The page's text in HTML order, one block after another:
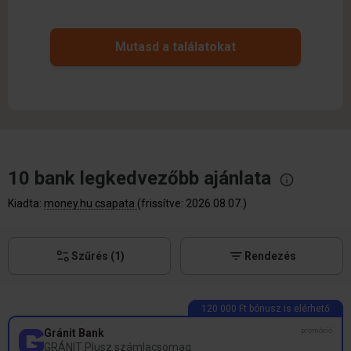
Mutasd a találatokat
10 bank legkedvezőbb ajánlata
Kiadta: money.hu csapata (frissítve: 2026.08.07.)
Szűrés (1) Rendezés
Gránit Bank
GRÁNIT Plusz számlacsomag
promóció